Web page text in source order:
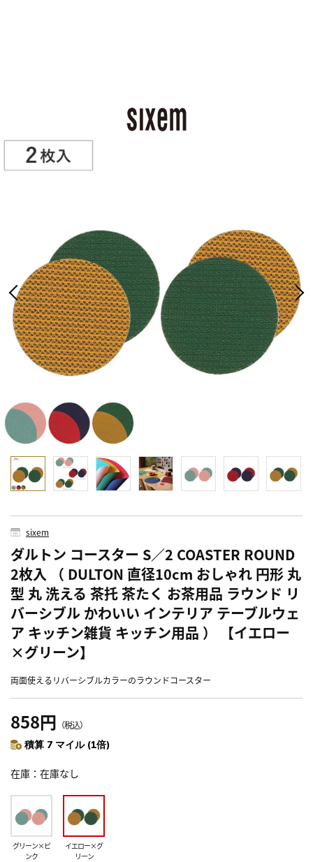
sixem
ダルトン コースター S／2 COASTER ROUND
2枚入 （ DULTON 直径10cm おしゃれ 円形 丸
型 丸 洗える 茶托 茶たく お茶用品 ラウンド リ
バーシブル かわいい インテリア テーブルウェ
ア キッチン雑貨 キッチン用品 ） 【イエロー
×グリーン】
両面使えるリバーシブルカラーのラウンドコースター
858円 （税込）
積算 7 マイル (1倍)
在庫 在庫なし
グリーン×ピ
ンク
イエロー×グ
リーン